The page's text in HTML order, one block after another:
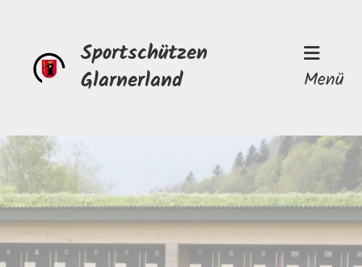
Sportschützen
Glarnerland
Menü